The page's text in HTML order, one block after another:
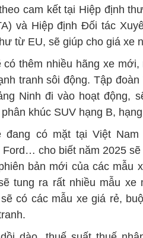
cam kết tại Hiệp định
và Hiệp định Đối tác
từ EU, sẽ giúp cho giá xe
có thêm nhiều hãng xe
tranh sôi động. Tập
Ninh đi vào hoạt động,
khúc SUV hạng B,
đang có mặt tại Việt Nam
Ford… cho biết năm 2025
bản mới của các mẫu
tung ra rất nhiều mẫu xe
có các mẫu xe giá rẻ,